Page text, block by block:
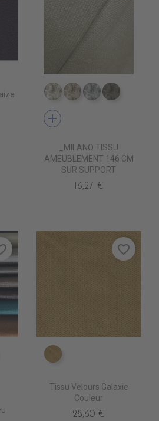
TA1800 IVOIRE
TA1801 BEIGE
TA1802 LINEN
TA1803
add
_MILANO TISSU
AMEUBLEMENT 146 CM
SUR SUPPORT
16,27 €
BROWNSYLVERES1811 ECALIN
Tissu Velours Galaxie
Couleur
28,60 €
favorite_border